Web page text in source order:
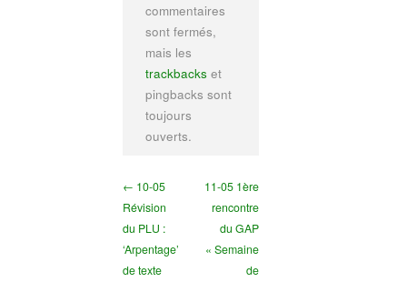
commentaires
sont fermés,
mais les
trackbacks et
pingbacks sont
toujours
ouverts.
← 10-05
Révision
du PLU :
‘Arpentage’
de texte
11-05 1ère
rencontre
du GAP
« Semaine
de